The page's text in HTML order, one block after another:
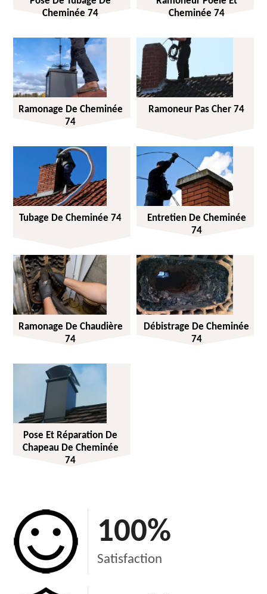
Cheminée 74
Cheminée 74
Ramonage De Cheminée
74
Ramoneur Pas Cher 74
Tubage De Cheminée 74
Entretien De Cheminée
74
Ramonage De Chaudière
74
Débistrage De Cheminée
74
Pose Et Réparation De
Chapeau De Cheminée
74
100%
Satisfaction